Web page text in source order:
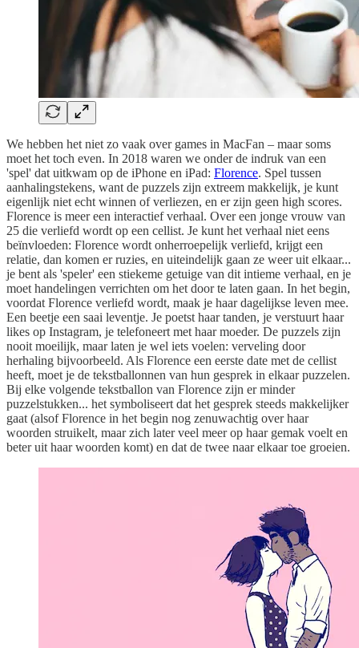
We hebben het niet zo vaak over games in MacFan – maar soms
moet het toch even. In 2018 waren we onder de indruk van een
'spel' dat uitkwam op de iPhone en iPad: Florence. Spel tussen
aanhalingstekens, want de puzzels zijn extreem makkelijk, je kunt
eigenlijk niet echt winnen of verliezen, en er zijn geen high scores.
Florence is meer een interactief verhaal. Over een jonge vrouw van
25 die verliefd wordt op een cellist. Je kunt het verhaal niet eens
beïnvloeden: Florence wordt onherroepelijk verliefd, krijgt een
relatie, dan komen er ruzies, en uiteindelijk gaan ze weer uit elkaar...
je bent als 'speler' een stiekeme getuige van dit intieme verhaal, en je
moet handelingen verrichten om het door te laten gaan. In het begin,
voordat Florence verliefd wordt, maak je haar dagelijkse leven mee.
Een beetje een saai leventje. Je poetst haar tanden, je verstuurt haar
likes op Instagram, je telefoneert met haar moeder. De puzzels zijn
nooit moeilijk, maar laten je wel iets voelen: verveling door
herhaling bijvoorbeeld. Als Florence een eerste date met de cellist
heeft, moet je de tekstballonnen van hun gesprek in elkaar puzzelen.
Bij elke volgende tekstballon van Florence zijn er minder
puzzelstukken... het symboliseert dat het gesprek steeds makkelijker
gaat (alsof Florence in het begin nog zenuwachtig over haar
woorden struikelt, maar zich later veel meer op haar gemak voelt en
beter uit haar woorden komt) en dat de twee naar elkaar toe groeien.